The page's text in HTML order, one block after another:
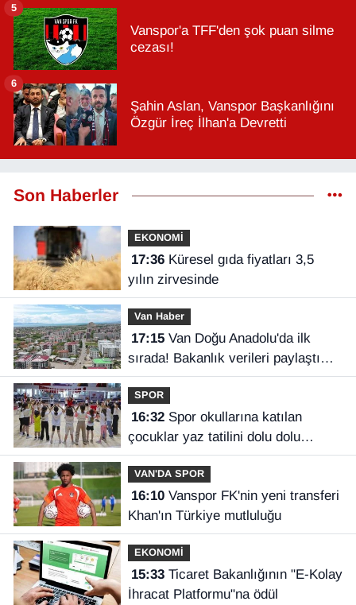
Vanspor'a TFF'den şok puan silme
cezası!
5
Şahin Aslan, Vanspor Başkanlığını
Özgür İreç İlhan'a Devretti
6
Son Haberler
EKONOMİ
17:36Küresel gıda fiyatları 3,5
yılın zirvesinde
Van Haber
17:15Van Doğu Anadolu'da ilk
sırada! Bakanlık verileri paylaştı…
SPOR
16:32Spor okullarına katılan
çocuklar yaz tatilini dolu dolu
geçiriyor
VAN'DA SPOR
16:10Vanspor FK'nin yeni transferi
Khan'ın Türkiye mutluluğu
EKONOMİ
15:33Ticaret Bakanlığının "E-Kolay
İhracat Platformu"na ödül